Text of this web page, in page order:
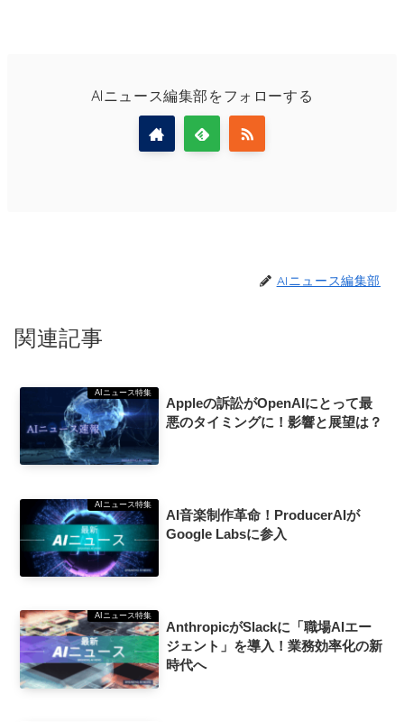
AIニュース編集部をフォローする
AIニュース編集部
関連記事
AIニュース特集
Appleの訴訟がOpenAIにとって最
悪のタイミングに！影響と展望は？
AIニュース特集
AI音楽制作革命！ProducerAIが
Google Labsに参入
AIニュース特集
AnthropicがSlackに「職場AIエー
ジェント」を導入！業務効率化の新
時代へ